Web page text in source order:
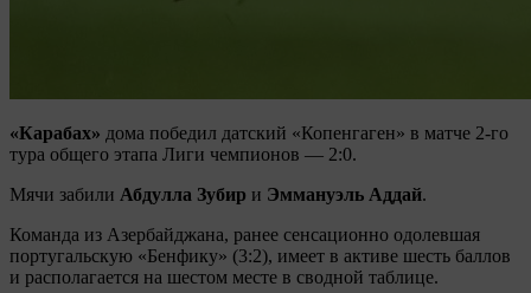
«Карабах» дома победил датский «Копенгаген» в матче 2-го
тура общего этапа Лиги чемпионов — 2:0.
Мячи забили Абдулла Зубир и Эммануэль Аддай.
Команда из Азербайджана, ранее сенсационно одолевшая
португальскую «Бенфику» (3:2), имеет в активе шесть баллов
и располагается на шестом месте в сводной таблице.